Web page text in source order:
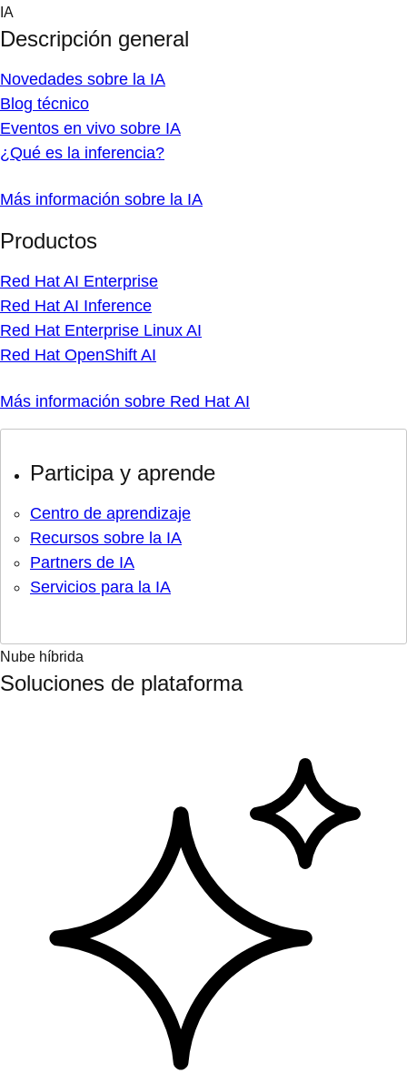
Skip
content
IA
Descripción general
Novedades sobre la IA
Blog técnico
Eventos en vivo sobre IA
¿Qué es la inferencia?
Más información sobre la IA
Productos
Red Hat AI Enterprise
Red Hat AI Inference
Red Hat Enterprise Linux AI
Red Hat OpenShift AI
Más información sobre Red Hat AI
Participa y aprende
Centro de aprendizaje
Recursos sobre la IA
Partners de IA
Servicios para la IA
Nube híbrida
Soluciones de plataforma